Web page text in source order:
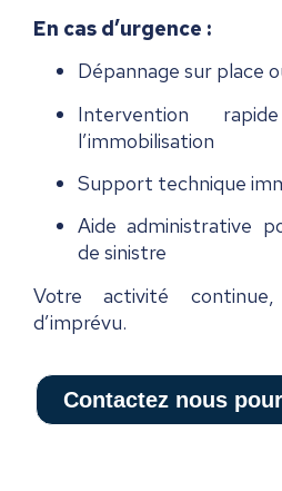
En cas d’urgence :
Dépannage sur place
Intervention
l’immobilisation
Support technique
Aide administrative
de sinistre
Votre activité
d’imprévu.
Contactez nous